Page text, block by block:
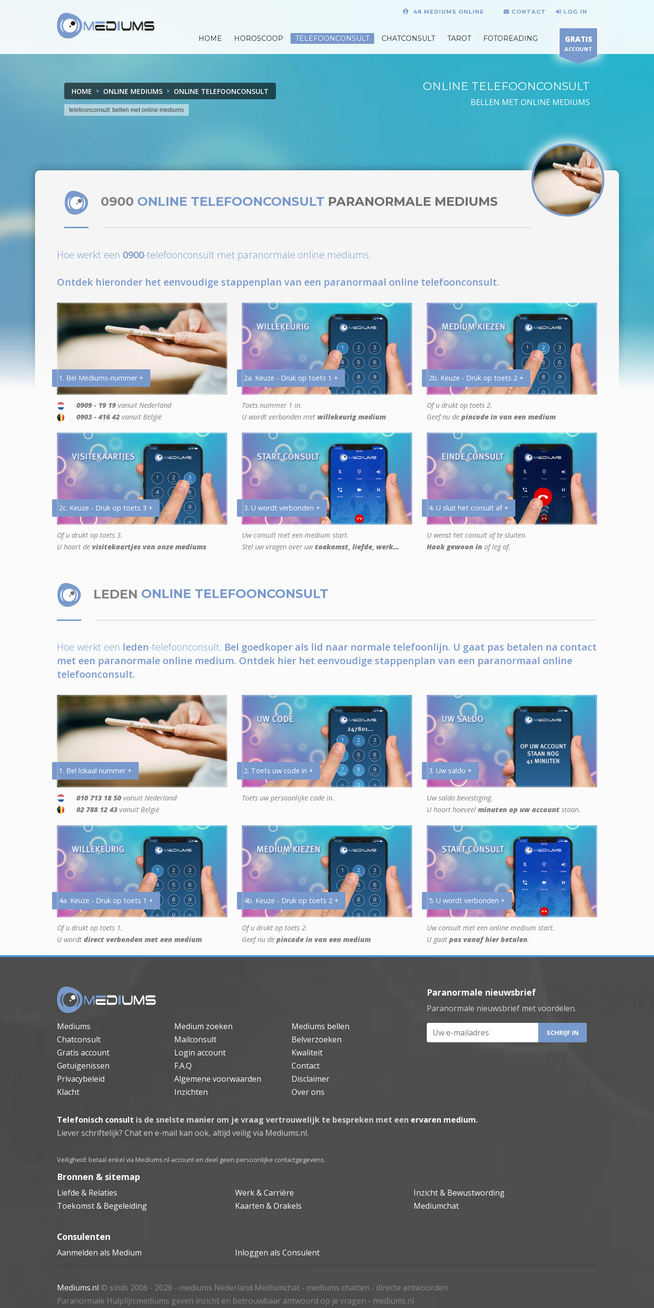
48 MEDIUMS ONLINE CONTACT LOG IN
HOME HOROSCOOP TELEFOONCONSULT CHATCONSULT TAROT FOTOREADING GRATIS
ACCOUNT
HOME ONLINE MEDIUMS ONLINE TELEFOONCONSULT
telefoonconsult: bellen met online mediums
ONLINE TELEFOONCONSULT
BELLEN MET ONLINE MEDIUMS
0900 ONLINE TELEFOONCONSULT PARANORMALE MEDIUMS
Hoe werkt een 0900-telefoonconsult met paranormale online mediums.
Ontdek hieronder het eenvoudige stappenplan van een paranormaal online telefoonconsult.
1. Bel Mediums-nummer +
0909 - 19 19 vanuit Nederland
0903 - 416 42 vanuit België
2a. Keuze - Druk op toets 1 +
Toets nummer 1 in.
U wordt verbonden met willekeurig medium
2b. Keuze - Druk op toets 2 +
Of u drukt op toets 2.
Geef nu de pincode in van een medium
2c. Keuze - Druk op toets 3 +
Of u drukt op toets 3.
U hoort de visitekaartjes van onze mediums
3. U wordt verbonden +
Uw consult met een medium start.
Stel uw vragen over uwtoekomst, liefde, werk...
4. U sluit het consult af +
U wenst het consult af te sluiten.
Haak gewoon in of leg af.
LEDEN ONLINE TELEFOONCONSULT
Hoe werkt een leden-telefoonconsult. Bel goedkoper als lid naar normale telefoonlijn. U gaat pas betalen na contact
met een paranormale online medium. Ontdek hier het eenvoudige stappenplan van een paranormaal online
telefoonconsult.
1. Bel lokaal nummer +
010 713 18 50 vanuit Nederland
02 788 12 43 vanuit België
2. Toets uw code in +
Toets uw persoonlijke code in.
3. Uw saldo +
Uw saldo bevestiging.
U hoort hoeveel minuten op uw account staan.
4a. Keuze - Druk op toets 1 +
Of u drukt op toets 1.
U wordt direct verbonden met een medium
4b. Keuze - Druk op toets 2 +
Of u drukt op toets 2.
Geef nu de pincode in van een medium
5. U wordt verbonden +
Uw consult met een online medium start.
U gaat pas vanaf hier betalen.
Mediums Medium zoeken
Mediums bellen
Chatconsult
Mailconsult
Belverzoeken
Gratis account
Login account
Kwaliteit
Getuigenissen
F.A.Q
Contact
Privacybeleid
Algemene voorwaarden
Disclaimer
Klacht
Inzichten Over ons
Paranormale nieuwsbrief
Paranormale nieuwsbrief met voordelen.
Uw e-mailadres
Telefonisch consult is de snelste manier om je vraag vertrouwelijk te bespreken met een ervaren medium.
Liever schriftelijk? Chat en e-mail kan ook, altijd veilig via Mediums.nl.
Veiligheid: betaal enkel via Mediums.nl-account en deel geen persoonlijke contactgegevens.
Bronnen & sitemap
Liefde & Relaties Werk & Carrière
Inzicht & Bewustwording
Toekomst & Begeleiding
Kaarten & Orakels Mediumchat
Consulenten
Aanmelden als Medium Inloggen als Consulent
Mediums.nl © sinds 2006 - 2026 - mediums Nederland Mediumchat - mediums chatten - directe antwoorden
Paranormale Hulplijn:mediums geven inzicht en betrouwbaar antwoord op je vragen - mediums.nl